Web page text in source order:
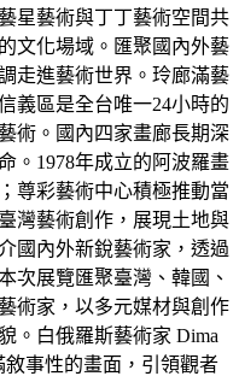
星藝術與丁丁藝術空間共
文化場域。匯聚國內外藝
走進藝術世界。玲廊滿藝
義區是全台唯一24小時的
術。國內四家畫廊長期深
。1978年成立的阿波羅畫
尊彩藝術中心積極推動當
灣藝術創作，展現土地與
國內外新銳藝術家，透過
次展覽匯聚臺灣、韓國、
術家，以多元媒材與創作
。白俄羅斯藝術家 Dima
敘事性的畫面，引領觀者